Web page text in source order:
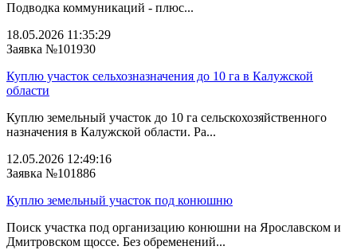
Подводка коммуникаций - плюс...
18.05.2026 11:35:29
Заявка №101930
Куплю участок сельхозназначения до 10 га в Калужской
области
Куплю земельный участок до 10 га сельскохозяйственного
назначения в Калужской области. Ра...
12.05.2026 12:49:16
Заявка №101886
Куплю земельный участок под конюшню
Поиск участка под организацию конюшни на Ярославском и
Дмитровском щоссе. Без обременений...